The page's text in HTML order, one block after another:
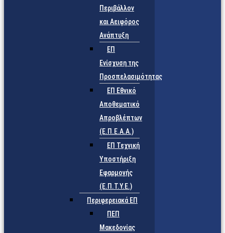
Περιβάλλον
και Αειφόρος
Ανάπτυξη
ΕΠ
Ενίσχυση της
Προσπελασιμότητας
ΕΠ Εθνικό
Αποθεματικό
Απροβλέπτων
(Ε.Π.Ε.Α.Α.)
ΕΠ Τεχνική
Υποστήριξη
Εφαρμογής
(Ε.Π.Τ.Υ.Ε.)
Περιφερειακά ΕΠ
ΠΕΠ
Μακεδονίας